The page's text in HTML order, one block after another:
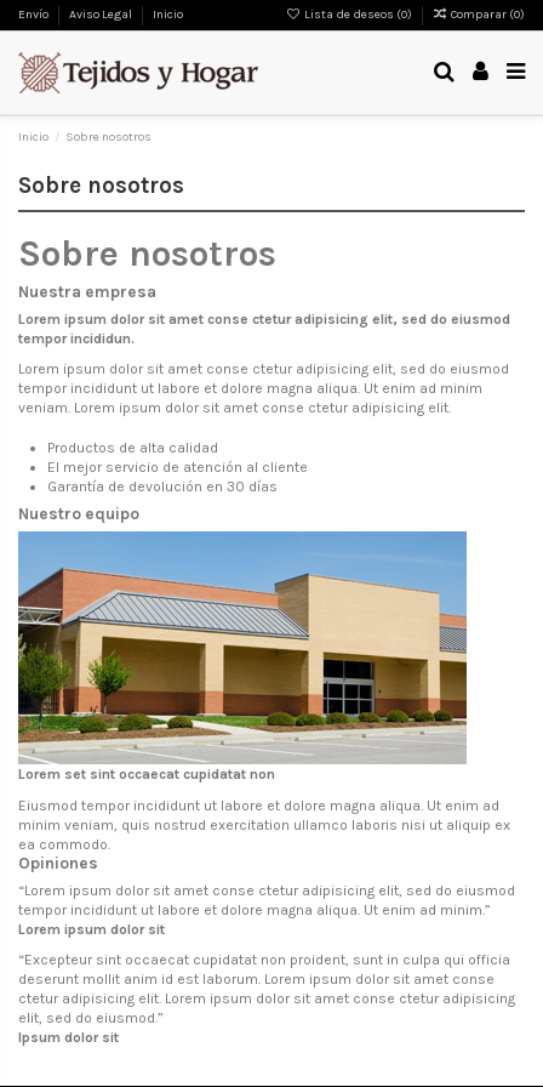
Envío Aviso Legal Inicio Lista de deseos (0) Comparar (0)
Inicio Sobre nosotros
Sobre nosotros
Sobre nosotros
Nuestra empresa
Lorem ipsum dolor sit amet conse ctetur adipisicing elit, sed do eiusmod
tempor incididun.
Lorem ipsum dolor sit amet conse ctetur adipisicing elit, sed do eiusmod
tempor incididunt ut labore et dolore magna aliqua. Ut enim ad minim
veniam. Lorem ipsum dolor sit amet conse ctetur adipisicing elit.
Productos de alta calidad
El mejor servicio de atención al cliente
Garantía de devolución en 30 días
Nuestro equipo
Lorem set sint occaecat cupidatat non
Eiusmod tempor incididunt ut labore et dolore magna aliqua. Ut enim ad
minim veniam, quis nostrud exercitation ullamco laboris nisi ut aliquip ex
ea commodo.
Opiniones
“Lorem ipsum dolor sit amet conse ctetur adipisicing elit, sed do eiusmod
tempor incididunt ut labore et dolore magna aliqua. Ut enim ad minim. ”
Lorem ipsum dolor sit
“Excepteur sint occaecat cupidatat non proident, sunt in culpa qui officia
deserunt mollit anim id est laborum. Lorem ipsum dolor sit amet conse
ctetur adipisicing elit. Lorem ipsum dolor sit amet conse ctetur adipisicing
elit, sed do eiusmod.”
Ipsum dolor sit